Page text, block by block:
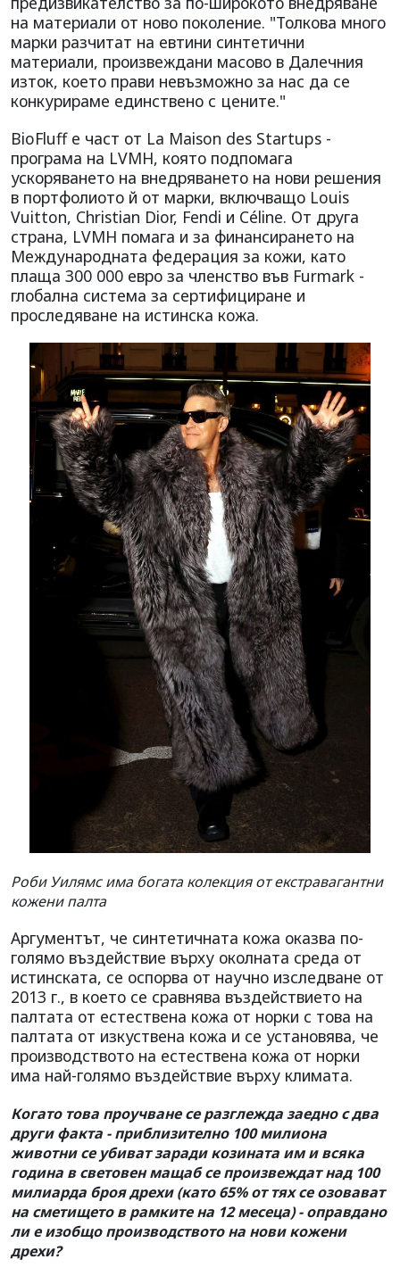
на материали от ново поколение. "Толкова много
марки разчитат на евтини синтетични
материали, произвеждани масово в Далечния
изток, което прави невъзможно за нас да се
конкурираме единствено с цените."
BioFluff е част от La Maison des Startups -
програма на LVMH, която подпомага
ускоряването на внедряването на нови решения
в портфолиото й от марки, включващо Louis
Vuitton, Christian Dior, Fendi и Céline. От друга
страна, LVMH помага и за финансирането на
Международната федерация за кожи, като
плаща 300 000 евро за членство във Furmark -
глобална система за сертифициране и
проследяване на истинска кожа.
Роби Уилямс има богата колекция от екстравагантни
кожени палта
Аргументът, че синтетичната кожа оказва по-
голямо въздействие върху околната среда от
истинската, се оспорва от научно изследване от
2013 г., в което се сравнява въздействието на
палтата от естествена кожа от норки с това на
палтата от изкуствена кожа и се установява, че
производството на естествена кожа от норки
има най-голямо въздействие върху климата.
Когато това проучване се разглежда заедно с два
други факта - приблизително 100 милиона
животни се убиват заради козината им и всяка
година в световен мащаб се произвеждат над 100
милиарда броя дрехи (като 65% от тях се озовават
на сметището в рамките на 12 месеца) - оправдано
ли е изобщо производството на нови кожени
дрехи?